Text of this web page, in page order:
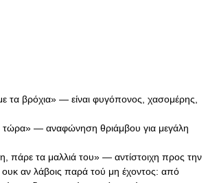
τα βρόχια» — είναι φυγόπονος, χασομέρης,
τώρα» — αναφώνηση θριάμβου για μεγάλη
πάρε τα μαλλιά του» — αντίστοιχη προς την
ουκ αν λάβοις παρά τού μη έχοντος: από